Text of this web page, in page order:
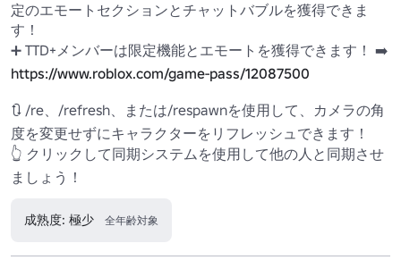
定のエモートセクションとチャットバブルを獲得できま
す！
https://www.roblox.com/game-pass/12087500
🔃 /re、/refresh、または/respawnを使用して、カメラの角
度を変更せずにキャラクターをリフレッシュできます！
👆 クリックして同期システムを使用して他の人と同期させ
ましょう！
成熟度: 極少 全年齢対象